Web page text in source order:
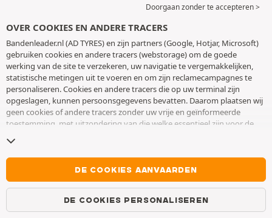
Doorgaan zonder te accepteren >
OVER COOKIES EN ANDERE TRACERS
Bandenleader.nl (AD TYRES) en zijn partners (Google, Hotjar, Microsoft)
gebruiken cookies en andere tracers (webstorage) om de goede
werking van de site te verzekeren, uw navigatie te vergemakkelijken,
statistische metingen uit te voeren en om zijn reclamecampagnes te
personaliseren. Cookies en andere tracers die op uw terminal zijn
opgeslagen, kunnen persoonsgegevens bevatten. Daarom plaatsen wij
geen cookies of andere tracers zonder uw vrije en geïnformeerde
toestemming, met uitzondering van die welke essentieel zijn voor de
toestemming op elk moment intrekken door naar de pagina over
cookies en andere tracerste gaan. U kunt ervoor kiezen om verder te
surfen zonder het deponeren van cookies of andere tracers te
aanvaarden. Weigering verhindert de toegang tot diensten niet AD
TYRES. Voor meer informatie,
DE COOKIES AANVAARDEN
DE COOKIES PERSONALISEREN